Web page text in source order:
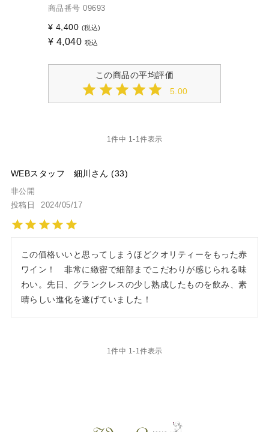
商品番号 09693
¥ 4,400 (税込)
¥ 4,040 税込
5.00
1件中 1-1件表示
WEBスタッフ 細川 33
非公開
投稿日
2024/05/17
この価格いいと思ってしまうほどクオリティーをもった赤
ワイン！　非常に緻密で細部までこだわりが感じられる味
わい。先日、グランクレスの少し熟成したものを飲み、素
晴らしい進化を遂げていました！
1件中 1-1件表示